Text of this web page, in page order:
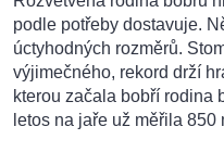
podle potřeby dostavuje.
úctyhodných rozměrů.
výjimečného, rekord drží
kterou začala bobří rodina
letos na jaře už měřila 850